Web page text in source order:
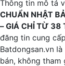
Thông tin mô tả
CHUẨN NHẬT
– GIÁ CHỈ TỪ 38
đăng tin cung
Batdongsan.vn
bán, không tham